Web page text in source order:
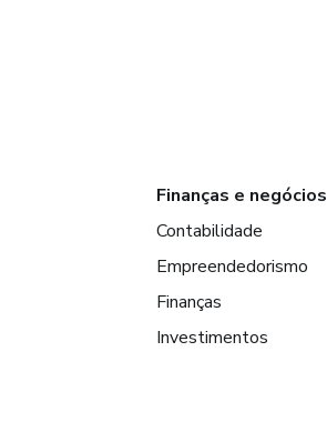
Finanças e negócios
Contabilidade
Empreendedorismo
Finanças
Investimentos